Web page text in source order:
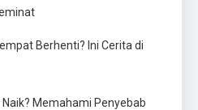
Berhenti? Ini Cerita di
Memahami Penyebab